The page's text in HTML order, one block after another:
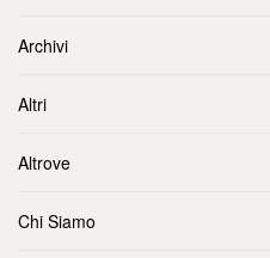
Archivi
Altri
Altrove
Chi Siamo